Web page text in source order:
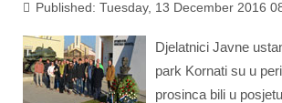
Published: Tuesday, 13 December 2016
Djelatnici Javne
park Kornati su u
prosinca bili u